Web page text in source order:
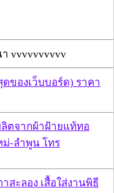
vvvvvvvvvv
ของเว็บบอร์ด) ราคา
ตจากผ้าฝ้ายแท้ทอ
ม่-ลำพูน โทร
สะลอง เสื้อใส่งานพิธี